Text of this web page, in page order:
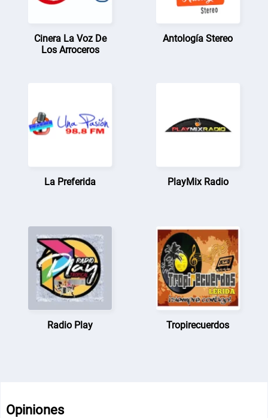
Cinera La Voz De
Los Arroceros
Antología Stereo
La Preferida PlayMix Radio
Radio Play Tropirecuerdos
Opiniones